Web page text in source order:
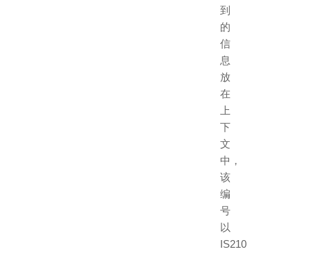
到
的
信
息
放
在
上
下
文
中，
该
编
号
以
IS210